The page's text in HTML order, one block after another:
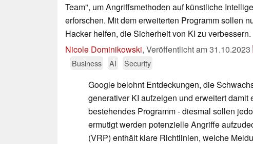
Team", um Angriffsmethoden auf künstliche
erforschen. Mit dem erweiterten Programm sollen
Hacker helfen, die Sicherheit von KI zu verbessern.
Nicole Dominikowski, Veröffentlicht am31.10.2023
Business AI Security
Google belohnt Entdeckungen, die
generativer KI aufzeigen und erweitert damit
bestehendes Programm - diesmal sollen
ermutigt werden potenzielle Angriffe
(VRP) enthält klare Richtlinien, welche